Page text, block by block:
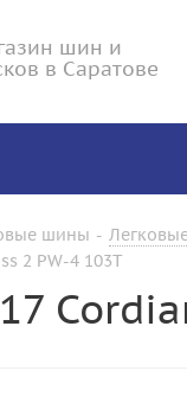
шин и
в Саратове
шины -
2 PW-4 103T